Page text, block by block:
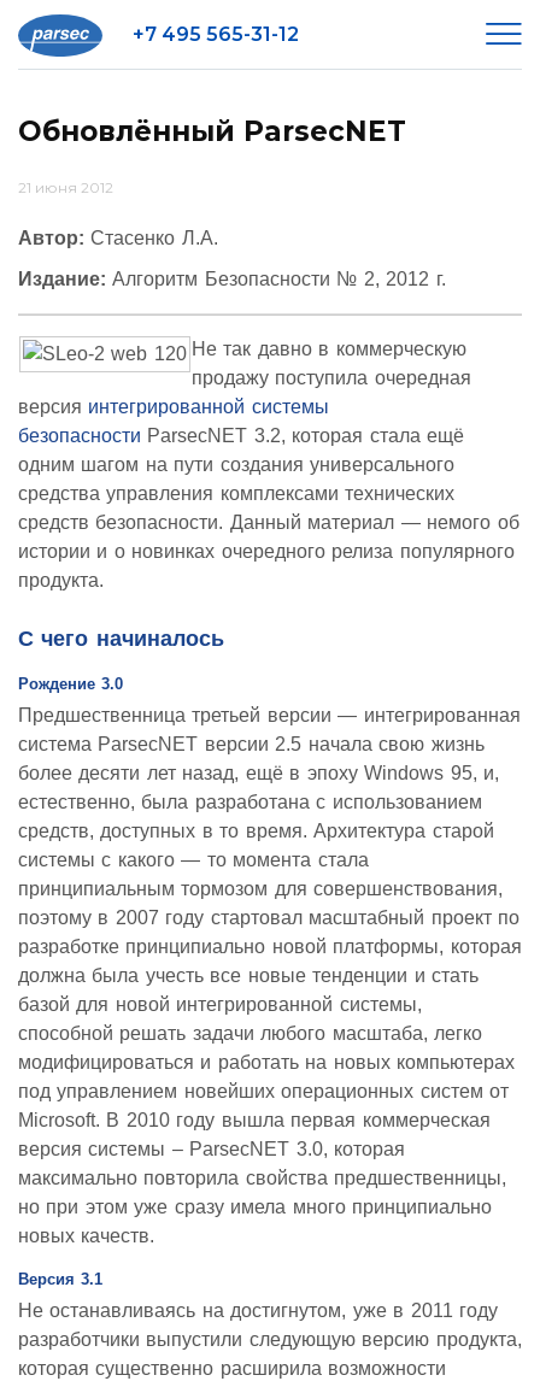
+7 495 565-31-12
Обновлённый ParsecNET
21 июня 2012
Автор: Стасенко Л.А.
Издание: Алгоритм Безопасности № 2, 2012 г.
Не так давно в коммерческую
продажу поступила очередная
версия интегрированной системы
безопасности ParsecNET 3.2, которая стала ещё
одним шагом на пути создания универсального
средства управления комплексами технических
средств безопасности. Данный материал — немого об
истории и о новинках очередного релиза популярного
продукта.
С чего начиналось
Рождение 3.0
Предшественница третьей версии — интегрированная
система ParsecNET версии 2.5 начала свою жизнь
более десяти лет назад, ещё в эпоху Windows 95, и,
естественно, была разработана с использованием
средств, доступных в то время. Архитектура старой
системы с какого — то момента стала
принципиальным тормозом для совершенствования,
поэтому в 2007 году стартовал масштабный проект по
разработке принципиально новой платформы, которая
должна была учесть все новые тенденции и стать
базой для новой интегрированной системы,
способной решать задачи любого масштаба, легко
модифицироваться и работать на новых компьютерах
под управлением новейших операционных систем от
Microsoft. В 2010 году вышла первая коммерческая
версия системы – ParsecNET 3.0, которая
максимально повторила свойства предшественницы,
но при этом уже сразу имела много принципиально
новых качеств.
Версия 3.1
Не останавливаясь на достигнутом, уже в 2011 году
разработчики выпустили следующую версию продукта,
которая существенно расширила возможности